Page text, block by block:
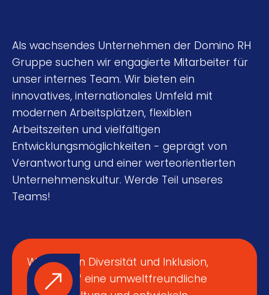
Als wachsendes Unternehmen der Domino RH
Gruppe suchen wir engagierte Mitarbeiter für
unser internes Team. Wir bieten ein
innovatives, internationales Umfeld mit
modernen Arbeitsplätzen, flexiblen
Arbeitszeiten und vielfältigen
Entwicklungsmöglichkeiten - geprägt von
Verantwortung und einer werteorientierten
Unternehmenskultur. Werde Teil unseres
Teams!
Wir fördern Diversität und Inklusion,
setzen auf eine umweltfreundliche